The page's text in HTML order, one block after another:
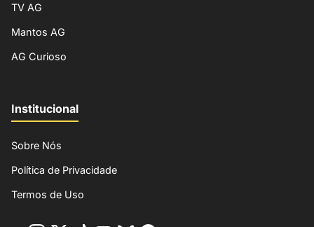
TV AG
Mantos AG
AG Curioso
Institucional
Sobre Nós
Política de Privacidade
Termos de Uso